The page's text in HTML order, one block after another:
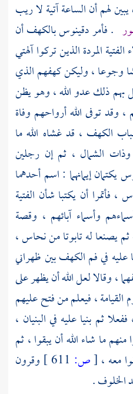
لهم أن الساعة آتية لا ريب
. فأمردقينوسبالكهف أن
المردة الذين تركوا آلهتي
وجوعا ، وليكن كهفهم الذي
بهم ذلك عدو الله ، وهو يظن
وقد توفى الله أرواحهم وفاة
الكهف ، قد غشاه الله ما
الشمال ، ثم إن رجلين
يكتمان إيمانهما : اسم أحدهما
، فأتمرا أن يكتبا شأن الفتية
وأسماء آبائهم ، وقصة
له تابوتا من نحاس ،
عليه في فم الكهف بين ظهراني
، وقالا لعل الله أن يظهر على
القيامة ، فيعلم من فتح عليهم
ثم بنيا عليه في البنيان ،
منهم ما شاء الله أن يبقوا ، ثم
معه ، [ص:
وقرون
الخلوف .